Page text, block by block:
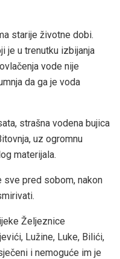
starije životne dobi.
je u trenutku izbijanja
vode nije
da ga je voda
strašna vodena bujica
uz ogromnu
materijala.
sve pred sobom, nakon
Željeznice
Lužine, Luke, Bilići,
i nemoguće im je